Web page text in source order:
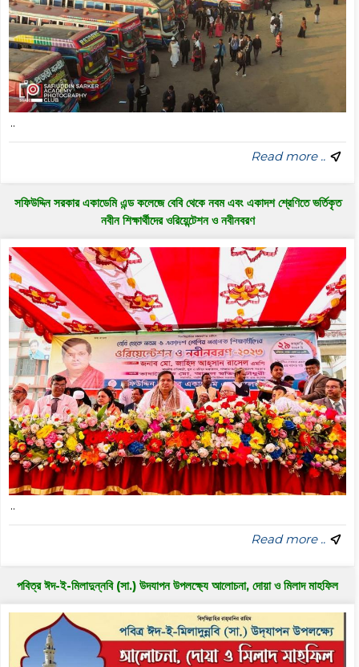
..
Read more ..
সফিউদ্দিন সরকার একাডেমি এন্ড কলেজে বেবি থেকে নবম এবং একাদশ শ্রেণিতে ভর্তিকৃত
নবীন শিক্ষার্থীদের ওরিয়েন্টেশন ও নবীনবরণ
..
Read more ..
পবিত্র ঈদ-ই-মিলাদুন্নবি (সা.) উদযাপন উপলক্ষ্যে আলোচনা, দোয়া ও মিলাদ মাহফিল